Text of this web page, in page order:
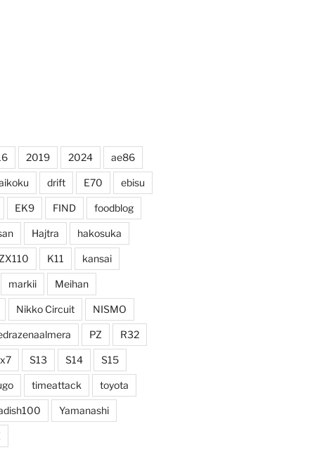
2019 2024 ae86
drift E70 ebisu
EK9 FIND foodblog
Hajtra hakosuka
K11 kansai
markii Meihan
Nikko Circuit NISMO
PZ R32
S13 S14 S15
timeattack toyota
Yamanashi